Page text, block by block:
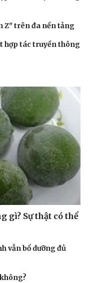
chuyện thời sự
đêm khuya
tình yêu
Z" trên đa nền tảng
hợp tác truyền thông
gì? Sự thật có thể
vẫn bổ dưỡng đủ